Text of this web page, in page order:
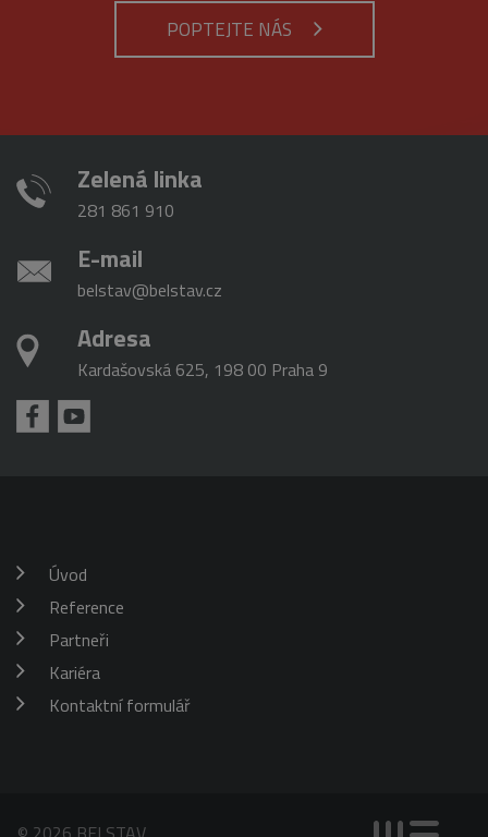
POPTEJTE NÁS
Zelená linka
281 861 910
E-mail
belstav@belstav.cz
Adresa
Kardašovská 625, 198 00 Praha 9
Úvod
Reference
Partneři
Kariéra
Kontaktní formulář